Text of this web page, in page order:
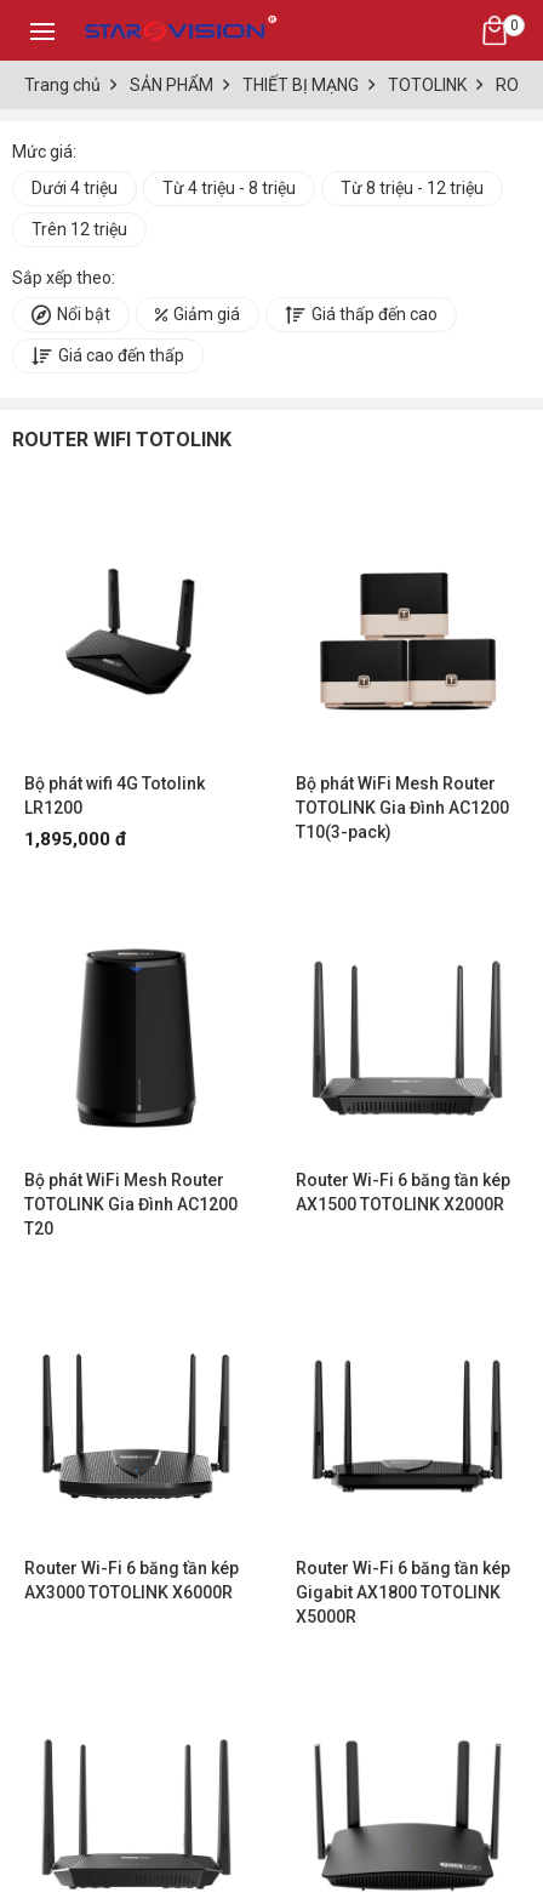
0
Trang chủ SẢN PHẨM THIẾT BỊ MẠNG TOTOLINK
Mức giá:
Dưới 4 triệu
Từ 4 triệu - 8 triệu Từ 8 triệu - 12 triệu
Trên 12 triệu
Sắp xếp theo:
Nổi bật
Giảm giá Giá thấp đến cao
Giá cao đến thấp
ROUTER WIFI TOTOLINK
Bộ phát wifi 4G Totolink
LR1200
1,895,000 đ
Bộ phát WiFi Mesh Router
TOTOLINK Gia Đình AC1200
T10(3-pack)
Bộ phát WiFi Mesh Router
TOTOLINK Gia Đình AC1200
T20
Router Wi-Fi 6 băng tần kép
AX1500 TOTOLINK X2000R
Router Wi-Fi 6 băng tần kép
AX3000 TOTOLINK X6000R
Router Wi-Fi 6 băng tần kép
Gigabit AX1800 TOTOLINK
X5000R